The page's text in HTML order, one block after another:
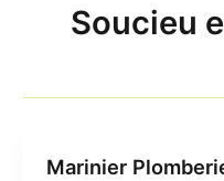
Soucieu
Marinier